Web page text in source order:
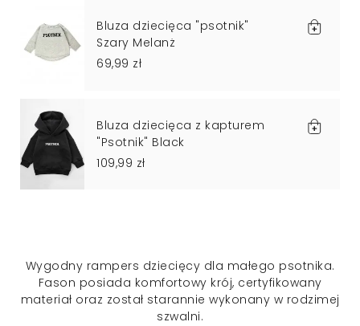
Bluza dziecięca "psotnik"
Szary Melanż
69,99 zł
Bluza dziecięca z kapturem
"Psotnik" Black
109,99 zł
Wygodny rampers dziecięcy dla małego psotnika.
Fason posiada komfortowy krój, certyfikowany
materiał oraz został starannie wykonany w rodzimej
szwalni.